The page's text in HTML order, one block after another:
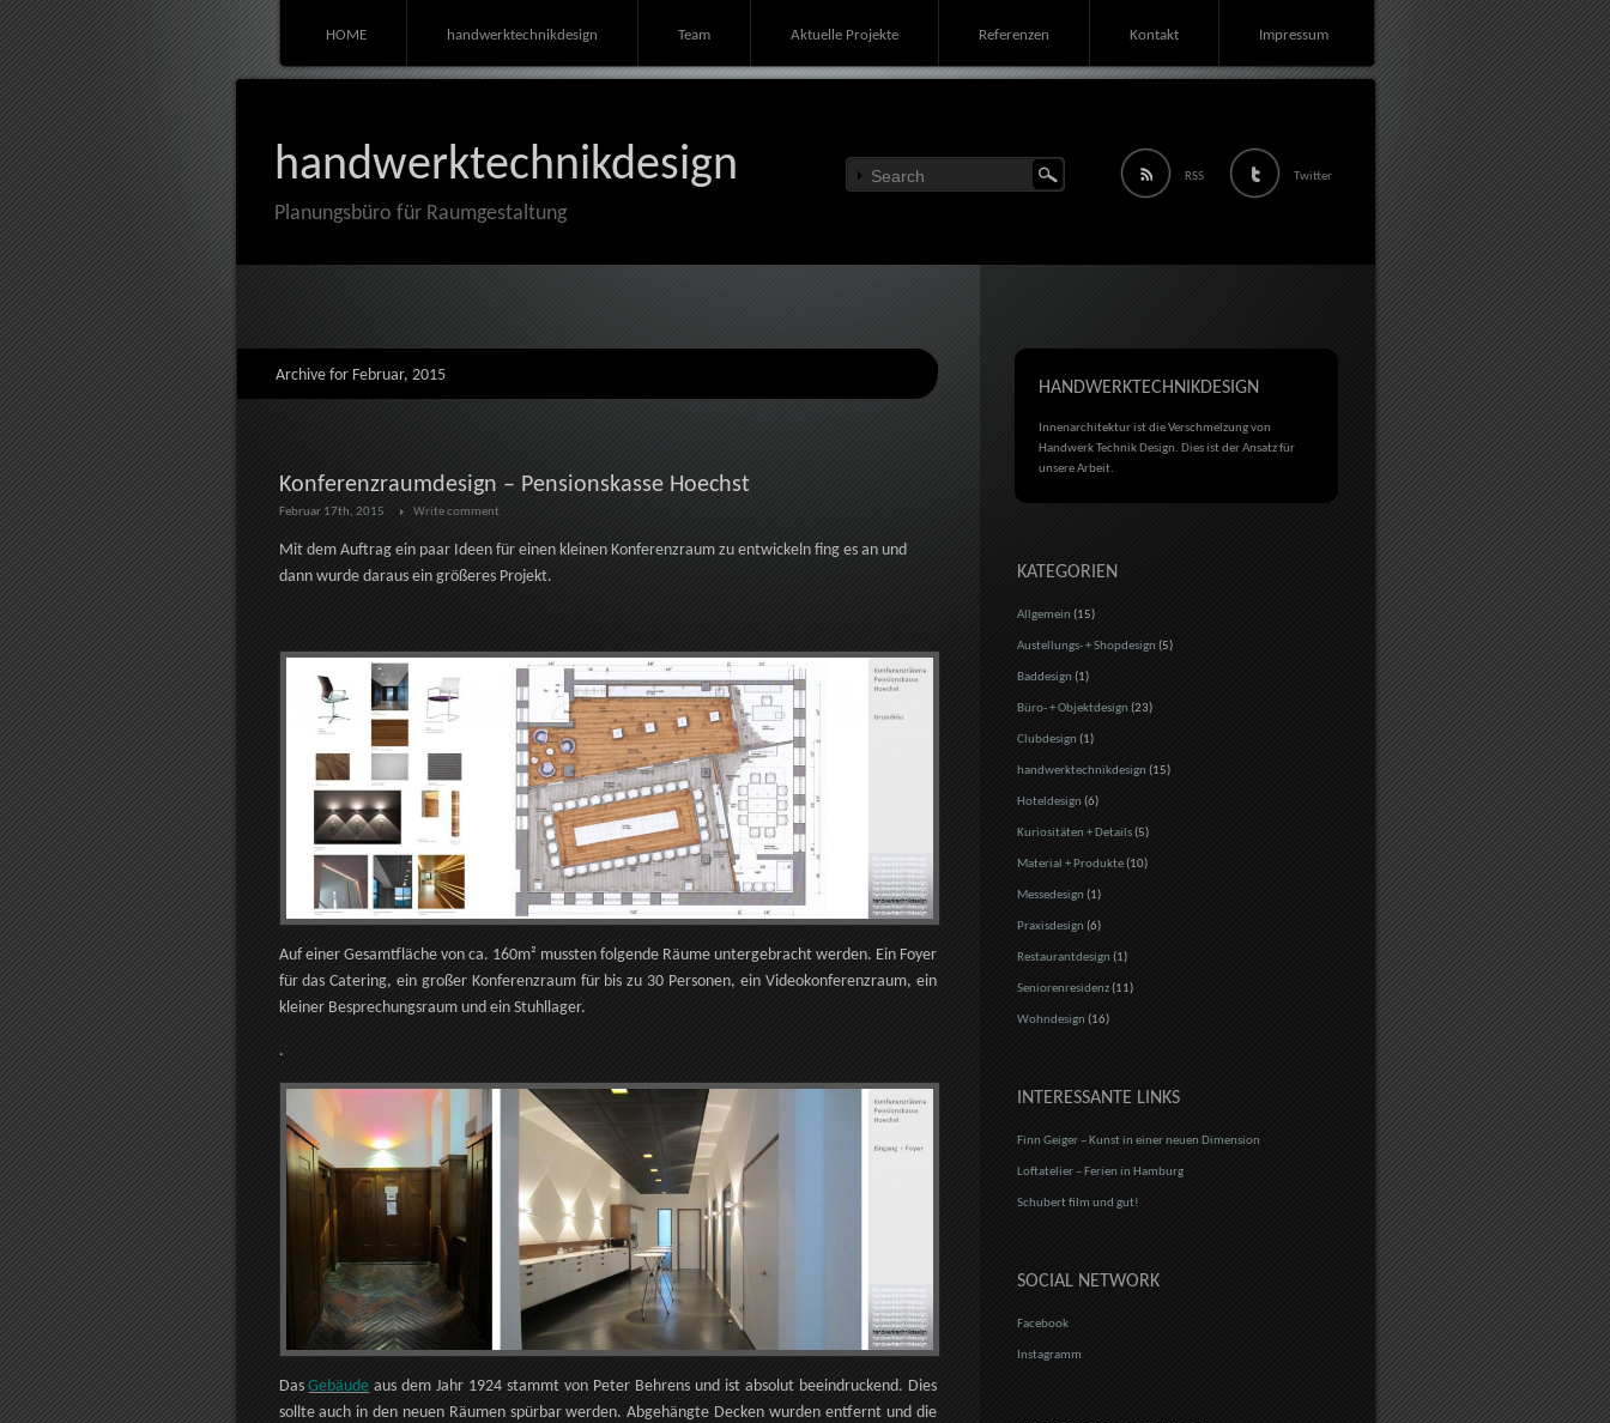
HOME handwerktechnikdesign Team Aktuelle Projekte Referenzen Kontakt Impressum
handwerktechnikdesign
Planungsbüro für Raumgestaltung
RSS Twitter
Archive for Februar, 2015
Konferenzraumdesign – Pensionskasse Hoechst
Februar 17th, 2015 Write comment
Mit dem Auftrag ein paar Ideen für einen kleinen Konferenzraum zu entwickeln fing es an und
dann wurde daraus ein größeres Projekt.
Auf einer Gesamtfläche von ca. 160m² mussten folgende Räume untergebracht werden. Ein Foyer
für das Catering, ein großer Konferenzraum für bis zu 30 Personen, ein Videokonferenzraum, ein
kleiner Besprechungsraum und ein Stuhllager.
.
DasGebäude aus dem Jahr 1924 stammt von Peter Behrens und ist absolut beeindruckend. Dies
sollte auch in den neuen Räumen spürbar werden. Abgehängte Decken wurden entfernt und die
HANDWERKTECHNIKDESIGN
Innenarchitektur ist die Verschmelzung von
Handwerk Technik Design. Dies ist der Ansatz für
unsere Arbeit.
KATEGORIEN
Allgemein (15)
Austellungs- + Shopdesign (5)
Baddesign (1)
Büro- + Objektdesign (23)
Clubdesign (1)
handwerktechnikdesign (15)
Hoteldesign (6)
Kuriositäten + Details(5)
Material + Produkte(10)
Messedesign (1)
Praxisdesign (6)
Restaurantdesign (1)
Seniorenresidenz(11)
Wohndesign (16)
INTERESSANTE LINKS
Finn Geiger – Kunst in einer neuen Dimension
Loftatelier – Ferien in Hamburg
Schubert film und gut!
SOCIAL NETWORK
Facebook
Instagramm